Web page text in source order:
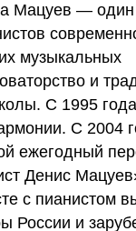
Мацуев — один
музыкальных
и
С 1995
С 2004
ежегодный
Денис
с пианистом
России и